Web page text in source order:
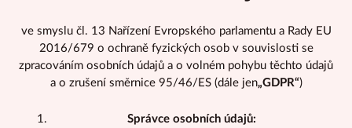
ve smyslu čl. 13 Nařízení Evropského parlamentu a Rady EU
2016/679 o ochraně fyzických osob v souvislosti se
zpracováním osobních údajů a o volném pohybu těchto údajů
a o zrušení směrnice 95/46/ES (dále jen„GDPR“)
Správce osobních údajů: